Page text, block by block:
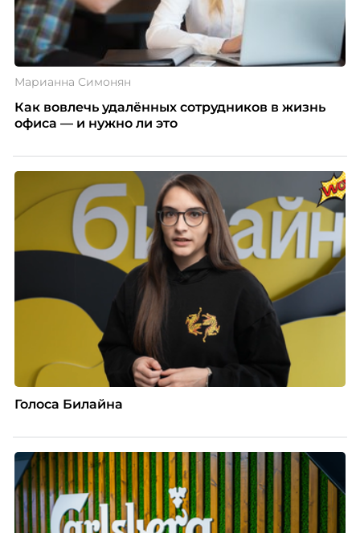
Марианна Симонян
Как вовлечь удалённых сотрудников в жизнь
офиса — и нужно ли это
Голоса Билайна